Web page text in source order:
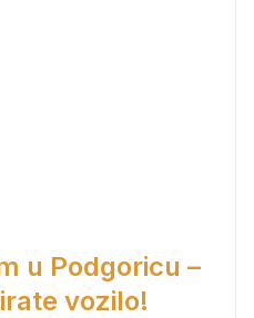
u Podgoricu –
vozilo!